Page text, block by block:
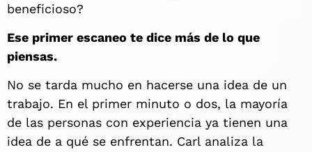
beneficioso?
Ese primer escaneo te dice más de lo que
piensas.
No se tarda mucho en hacerse una idea de un
trabajo. En el primer minuto o dos, la mayoría
de las personas con experiencia ya tienen una
idea de a qué se enfrentan. Carl analiza la